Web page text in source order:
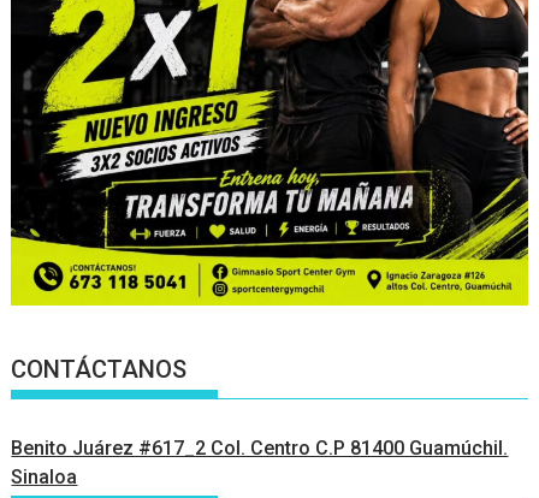
CONTÁCTANOS
Benito Juárez #617_2 Col. Centro C.P 81400 Guamúchil.
Sinaloa